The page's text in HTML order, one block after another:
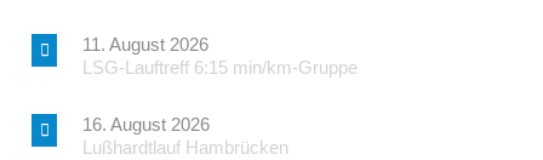
11. August 2026
LSG-Lauftreff 6:15 min/km-Gruppe
16. August 2026
Lußhardtlauf Hambrücken